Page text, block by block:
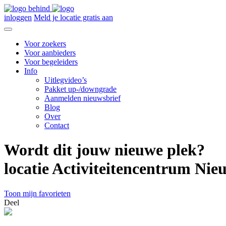
inloggen Meld je locatie gratis aan
Voor zoekers
Voor aanbieders
Voor begeleiders
Info
Uitlegvideo’s
Pakket up-/downgrade
Aanmelden nieuwsbrief
Blog
Over
Contact
Wordt dit jouw nieuwe plek?
locatie Activiteitencentrum
Toon mijn favorieten
Deel